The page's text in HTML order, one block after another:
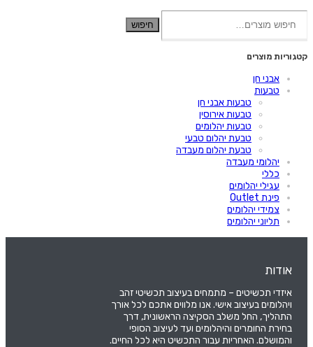
עבור:
חיפוש
קטגוריות מוצרים
אבני חן
טבעות
טבעות אבני חן
טבעות אירוסין
טבעות יהלומים
טבעת יהלום טבעי
טבעת יהלום מעבדה
יהלומי מעבדה
כללי
עגילי יהלומים
פינת Outlet
צמידי יהלומים
תליוני יהלומים
אודות
איזדי תכשיטים – מתמחים בעיצוב תכשיטי זהב
ויהלומים בעיצוב אישי. אנו מלווים אתכם לכל אורך
התהליך, החל משלב הסקיצה הראשונית, דרך
בחירת החומרים והיהלומים ועד לעיצוב הסופי
והמושלם. האחריות עבור התכשיט היא לכל החיים.